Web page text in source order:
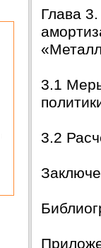
Глава
3.1
3.2